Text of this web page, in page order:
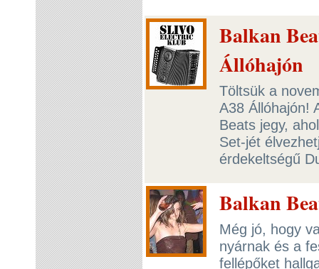
Balkan
Állóhajón
Töltsük a
A38 Állóhajón!
Beats jegy,
Set-jét
érdekeltségű
Balkan
Még jó, hogy
nyárnak és a
fellépőket